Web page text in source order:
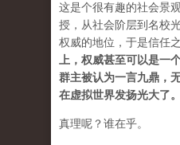
这是个很有趣的社会景
授，从社会阶层到名校
权威的地位，于是信任
上，权威甚至可以是一
群主被认为一言九鼎，
在虚拟世界发扬光大了。
真理呢？谁在乎。